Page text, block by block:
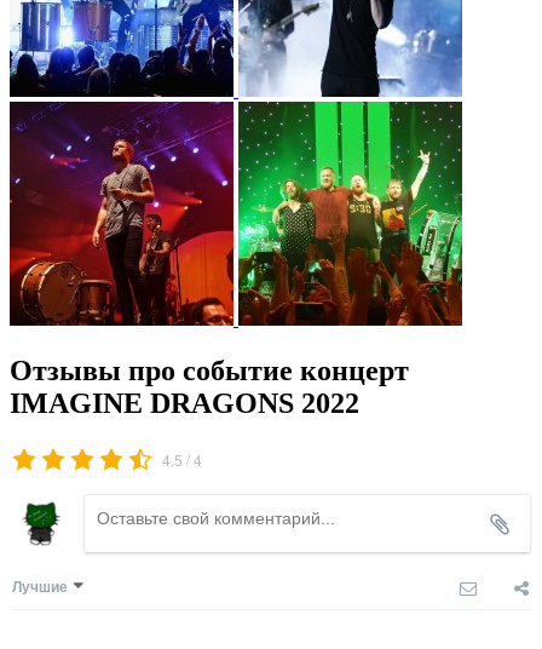
Отзывы про событие концерт
IMAGINE DRAGONS 2022
4.5 /4
Лучшие